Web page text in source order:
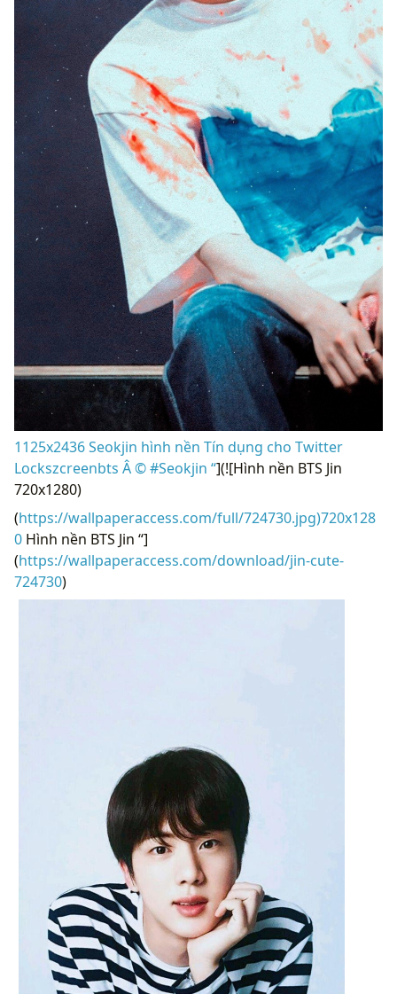
1125x2436 Seokjin hình nền Tín dụng cho Twitter
Lockszcreenbts Â © #Seokjin “](![Hình nền BTS Jin
720x1280)
(https://wallpaperaccess.com/full/724730.jpg)720x128
0 Hình nền BTS Jin “]
(https://wallpaperaccess.com/download/jin-cute-
724730)